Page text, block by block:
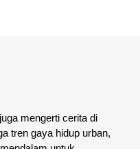
mengerti cerita di
tren gaya hidup urban,